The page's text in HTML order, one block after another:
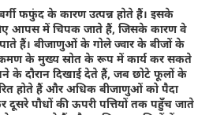
फफुंद के कारण उत्पन्न होते हैं। इसके
आपस में चिपक जाते हैं, जिसके कारण वे
हैं। बीजाणुओं के गोले ज्वार के बीजों के
के मुख्य स्रोत के रूप में कार्य कर सकते
के दौरान दिखाई देते हैं, जब छोटे फूलों के
होते हैं और अधिक बीजाणुओं को पैदा
पौधों की ऊपरी पत्तियों तक पहुँच जाते